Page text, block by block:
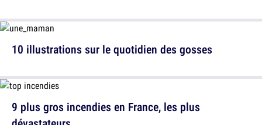
10 illustrations sur le quotidien des gosses
9 plus gros incendies en France, les plus